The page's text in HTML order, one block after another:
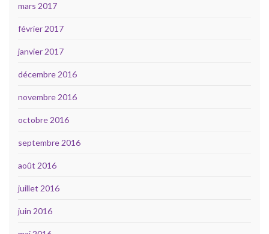
mars 2017
février 2017
janvier 2017
décembre 2016
novembre 2016
octobre 2016
septembre 2016
août 2016
juillet 2016
juin 2016